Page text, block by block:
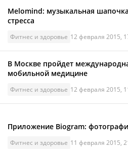
Melomind: музыкальная
стресса
Фитнес и здоровье 12 февраля 2015,
В Москве пройдет
мобильной медицине
Фитнес и здоровье 12 февраля 2015,
Приложение Biogram:
Фитнес и здоровье 11 февраля 2015,